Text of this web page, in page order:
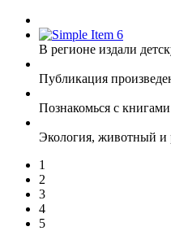
В регионе издали
Публикация
Познакомься с
Экология, животный и
1
2
3
4
5